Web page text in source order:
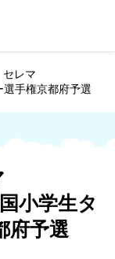
レマ
手権京都府予選
小学生タ
府予選